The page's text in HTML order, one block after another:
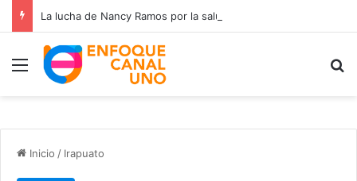
La lucha de Nancy Ramos por la salud de su hijo Miguelito
Menú
Inicio / Irapuato